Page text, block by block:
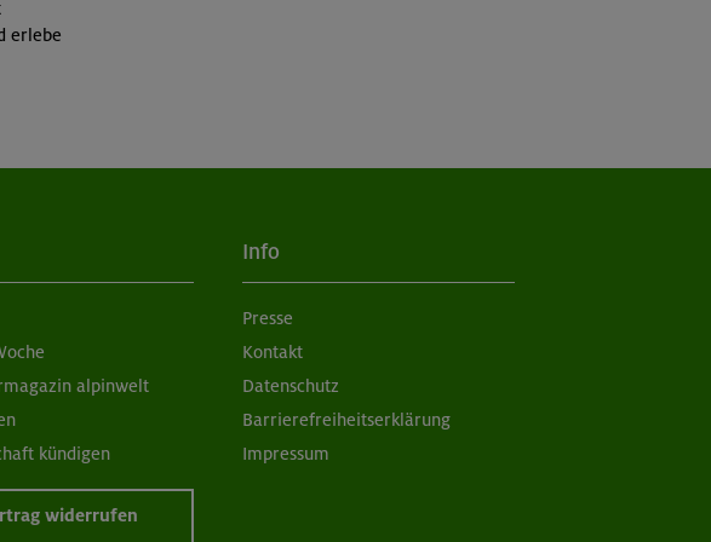
erlebe
alpinwelt
kündigen
widerrufen
Info
Presse
Kontakt
Datenschutz
Barrierefreiheitserklärung
Impressum